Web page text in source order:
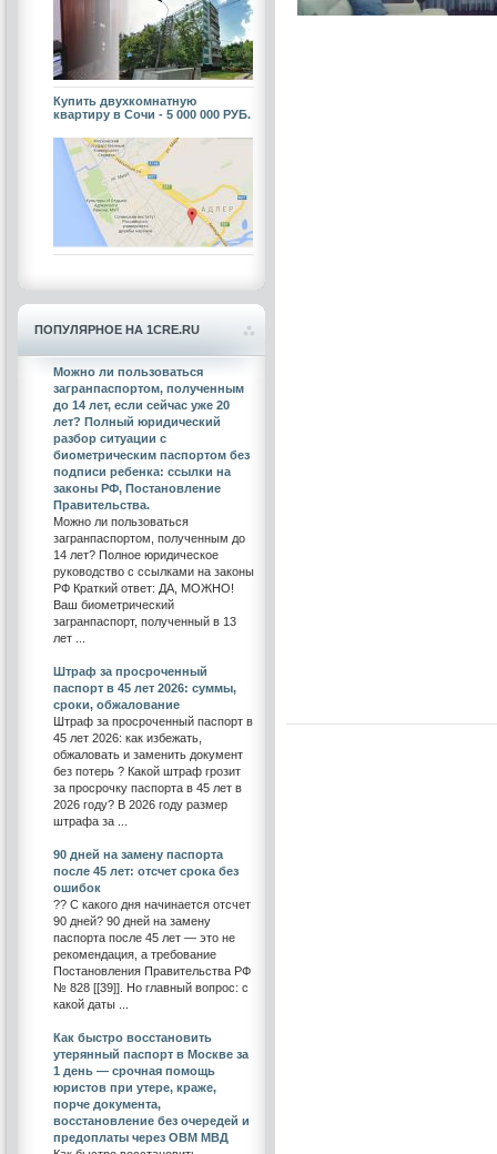
Купить двухкомнатную
квартиру в Сочи - 5 000 000 РУБ.
ПОПУЛЯРНОЕ НА 1CRE.RU
Можно ли пользоваться
загранпаспортом, полученным
до 14 лет, если сейчас уже 20
лет? Полный юридический
разбор ситуации с
биометрическим паспортом без
подписи ребенка: ссылки на
законы РФ, Постановление
Правительства.
Можно ли пользоваться
загранпаспортом, полученным до
14 лет? Полное юридическое
руководство с ссылками на законы
РФ Краткий ответ: ДА, МОЖНО!
Ваш биометрический
загранпаспорт, полученный в 13
лет ...
Штраф за просроченный
паспорт в 45 лет 2026: суммы,
сроки, обжалование
Штраф за просроченный паспорт в
45 лет 2026: как избежать,
обжаловать и заменить документ
без потерь ? Какой штраф грозит
за просрочку паспорта в 45 лет в
2026 году? В 2026 году размер
штрафа за ...
90 дней на замену паспорта
после 45 лет: отсчет срока без
ошибок
?? С какого дня начинается отсчет
90 дней? 90 дней на замену
паспорта после 45 лет — это не
рекомендация, а требование
Постановления Правительства РФ
№ 828 [[39]]. Но главный вопрос: с
какой даты ...
Как быстро восстановить
утерянный паспорт в Москве за
1 день — срочная помощь
юристов при утере, краже,
порче документа,
восстановление без очередей и
предоплаты через ОВМ МВД